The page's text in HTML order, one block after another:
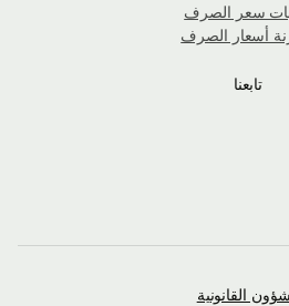
سعر الصرف
أسعار الصرف
تابعنا
القانونية